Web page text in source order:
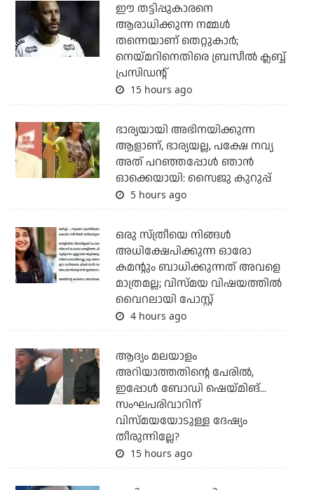
ഈ തട്ടിപ്പുകാരനെ
ആരാധിക്കുന്ന നമ്മള്‍
തന്നെയാണ് തെറ്റുകാര്‍;
നെയ്മറിനെതിരെ ബ്രസീല്‍ ക്ലബ്ബ്
പ്രസിഡന്റ്
15 hours ago
ഭാര്യയായി അഭിനയിക്കുന്ന
ആളാണ്, ഭാര്യയല്ല, പക്ഷേ നവ്യ
അത് പറഞ്ഞപ്പോള്‍ ഞാന്‍
ഓക്കെയായി: സൈജു കുറുപ്പ്
5 hours ago
ഒരു സ്ത്രീയെ നിങ്ങള്‍
അധിക്ഷേപിക്കുന്ന ഓരോ
കമന്റും ബാധിക്കുന്നത് അവളെ
മാത്രമല്ല; വിസ്മയ വിഷയത്തില്‍
വൈറലായി പോസ്റ്റ്
4 hours ago
ആദ്യം മലയാളം
അറിയാത്തതിന്റെ പേരില്‍,
ഇപ്പോള്‍ ബോഡി ഷെയ്മിങ്...
സംഘപരിവാറിന്
വിസ്മയയോടുള്ള ദേഷ്യം
തീരുന്നില്ലേ?
15 hours ago